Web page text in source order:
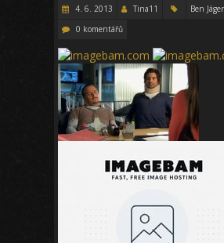
4. 6. 2013 Tina11
Ben Jäger
0 komentářů